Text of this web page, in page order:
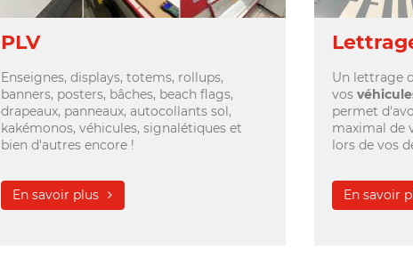
PLV
Enseignes, displays, totems, rollups,
banners, posters, bâches, beach flags,
drapeaux, panneaux, autocollants sol,
kakémonos, véhicules, signalétiques et
bien d'autres encore !
En savoir plus
Un lettrage
vos
permet
maximal de
lors de vos
En savoir